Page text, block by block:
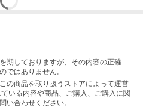
期しておりますが、その内容の正確
ではありません。
の商品を取り扱うストアによって運営
いる内容や商品、ご購入 、ご購入に関
い合わせください。